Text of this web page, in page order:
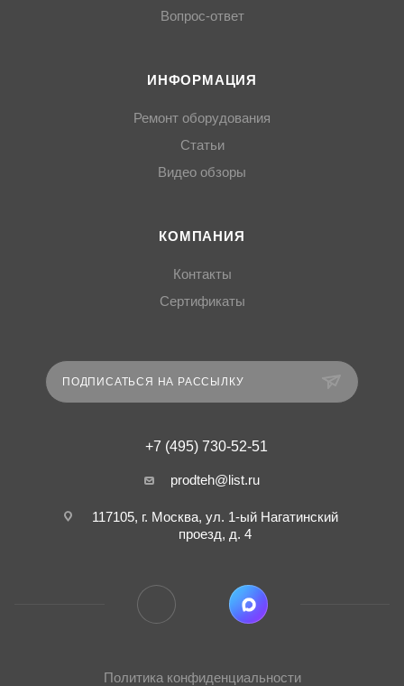
Вопрос-ответ
ИНФОРМАЦИЯ
Ремонт оборудования
Статьи
Видео обзоры
КОМПАНИЯ
Контакты
Сертификаты
ПОДПИСАТЬСЯ НА РАССЫЛКУ
+7 (495) 730-52-51
prodteh@list.ru
117105, г. Москва, ул. 1-ый Нагатинский
проезд, д. 4
Политика конфиденциальности